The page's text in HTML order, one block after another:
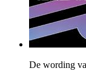
De wording